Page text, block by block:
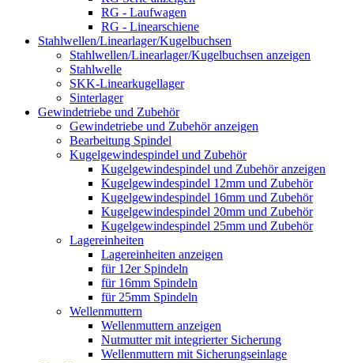
RG - Laufwagen
RG - Linearschiene
Stahlwellen/Linearlager/Kugelbuchsen
Stahlwellen/Linearlager/Kugelbuchsen anzeigen
Stahlwelle
SKK-Linearkugellager
Sinterlager
Gewindetriebe und Zubehör
Gewindetriebe und Zubehör anzeigen
Bearbeitung Spindel
Kugelgewindespindel und Zubehör
Kugelgewindespindel und Zubehör anzeigen
Kugelgewindespindel 12mm und Zubehör
Kugelgewindespindel 16mm und Zubehör
Kugelgewindespindel 20mm und Zubehör
Kugelgewindespindel 25mm und Zubehör
Lagereinheiten
Lagereinheiten anzeigen
für 12er Spindeln
für 16mm Spindeln
für 25mm Spindeln
Wellenmuttern
Wellenmuttern anzeigen
Nutmutter mit integrierter Sicherung
Wellenmuttern mit Sicherungseinlage